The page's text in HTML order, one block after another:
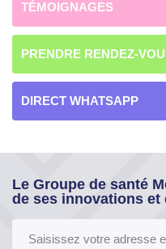
TÉMOIGNAGES
PRENDRE RENDEZ-
DIRECT WHATSAPP
Le Groupe de santé
de ses innovations et